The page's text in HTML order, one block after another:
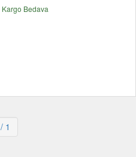
Kargo Bedava
/ 1